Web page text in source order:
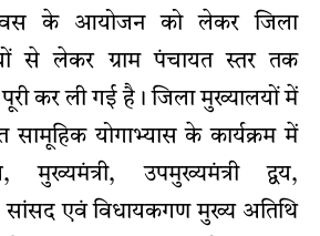
के आयोजन को लेकर जिला
से लेकर ग्राम पंचायत स्तर तक
पूरी कर ली गई है। जिला मुख्यालयों में
सामूहिक योगाभ्यास के कार्यक्रम में
मुख्यमंत्री, उपमुख्यमंत्री द्वय,
सांसद एवं विधायकगण मुख्य अतिथि